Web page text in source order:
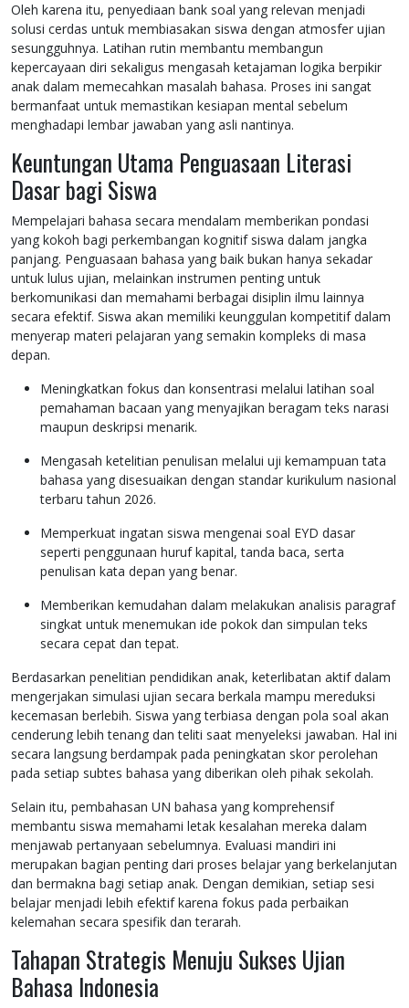
Oleh karena itu, penyediaan bank soal yang relevan menjadi
solusi cerdas untuk membiasakan siswa dengan atmosfer ujian
sesungguhnya. Latihan rutin membantu membangun
kepercayaan diri sekaligus mengasah ketajaman logika berpikir
anak dalam memecahkan masalah bahasa. Proses ini sangat
bermanfaat untuk memastikan kesiapan mental sebelum
menghadapi lembar jawaban yang asli nantinya.
Keuntungan Utama Penguasaan Literasi
Dasar bagi Siswa
Mempelajari bahasa secara mendalam memberikan pondasi
yang kokoh bagi perkembangan kognitif siswa dalam jangka
panjang. Penguasaan bahasa yang baik bukan hanya sekadar
untuk lulus ujian, melainkan instrumen penting untuk
berkomunikasi dan memahami berbagai disiplin ilmu lainnya
secara efektif. Siswa akan memiliki keunggulan kompetitif dalam
menyerap materi pelajaran yang semakin kompleks di masa
depan.
Meningkatkan fokus dan konsentrasi melalui latihan soal
pemahaman bacaan yang menyajikan beragam teks narasi
maupun deskripsi menarik.
Mengasah ketelitian penulisan melalui uji kemampuan tata
bahasa yang disesuaikan dengan standar kurikulum nasional
terbaru tahun 2026.
Memperkuat ingatan siswa mengenai soal EYD dasar
seperti penggunaan huruf kapital, tanda baca, serta
penulisan kata depan yang benar.
Memberikan kemudahan dalam melakukan analisis paragraf
singkat untuk menemukan ide pokok dan simpulan teks
secara cepat dan tepat.
Berdasarkan penelitian pendidikan anak, keterlibatan aktif dalam
mengerjakan simulasi ujian secara berkala mampu mereduksi
kecemasan berlebih. Siswa yang terbiasa dengan pola soal akan
cenderung lebih tenang dan teliti saat menyeleksi jawaban. Hal ini
secara langsung berdampak pada peningkatan skor perolehan
pada setiap subtes bahasa yang diberikan oleh pihak sekolah.
Selain itu, pembahasan UN bahasa yang komprehensif
membantu siswa memahami letak kesalahan mereka dalam
menjawab pertanyaan sebelumnya. Evaluasi mandiri ini
merupakan bagian penting dari proses belajar yang berkelanjutan
dan bermakna bagi setiap anak. Dengan demikian, setiap sesi
belajar menjadi lebih efektif karena fokus pada perbaikan
kelemahan secara spesifik dan terarah.
Tahapan Strategis Menuju Sukses Ujian
Bahasa Indonesia